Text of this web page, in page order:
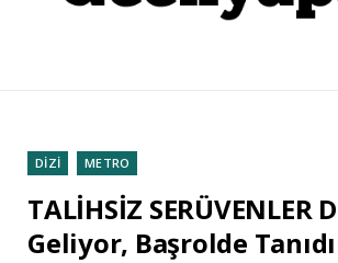
DİZİ METRO
TALİHSİZ SERÜVENLER
Geliyor, Başrolde